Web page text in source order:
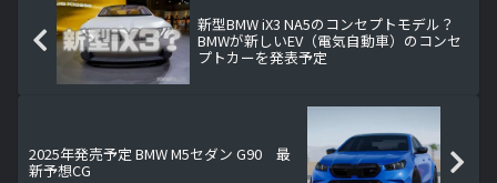
新型BMW iX3 NA5のコンセプトモデル？
BMWが新しいEV（電気自動車）のコンセ
プトカーを発表予定
2025年発売予定 BMW M5セダン G90 最
新予想CG